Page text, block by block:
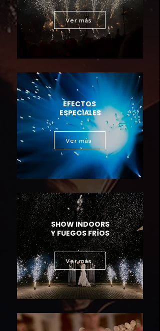
Ver más
EFECTOS
ESPECIALES
Ver más
SHOW INDOORS
Y FUEGOS FRÍOS
Ver más